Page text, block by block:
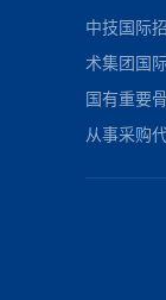
中技国际
术集团国
国有重要
从事采购